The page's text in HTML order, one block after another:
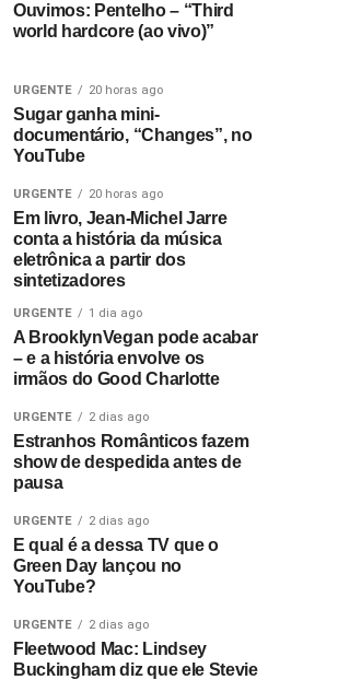
Ouvimos: Pentelho – “Third
world hardcore (ao vivo)”
URGENTE 20 horas ago
Sugar ganha mini-
documentário, “Changes”, no
YouTube
URGENTE 20 horas ago
Em livro, Jean-Michel Jarre
conta a história da música
eletrônica a partir dos
sintetizadores
URGENTE 1 dia ago
A BrooklynVegan pode acabar
– e a história envolve os
irmãos do Good Charlotte
URGENTE 2 dias ago
Estranhos Românticos fazem
show de despedida antes de
pausa
URGENTE 2 dias ago
E qual é a dessa TV que o
Green Day lançou no
YouTube?
URGENTE 2 dias ago
Fleetwood Mac: Lindsey
Buckingham diz que ele Stevie